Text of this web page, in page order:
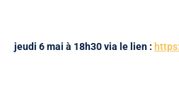
jeudi 6 mai à 18h30 via le lien :